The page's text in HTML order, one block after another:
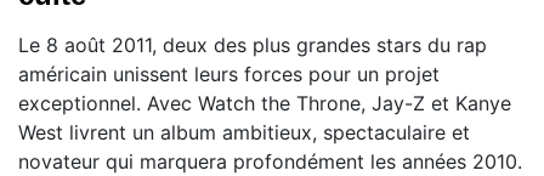
Le 8 août 2011, deux des plus grandes stars du rap
américain unissent leurs forces pour un projet
exceptionnel. Avec Watch the Throne, Jay-Z et Kanye
West livrent un album ambitieux, spectaculaire et
novateur qui marquera profondément les années 2010.